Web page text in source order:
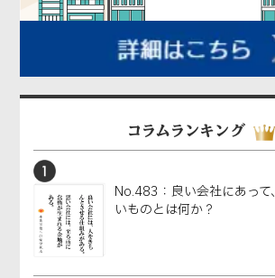
コラムランキング
No.483：良い会社にあっ
いものとは何か？